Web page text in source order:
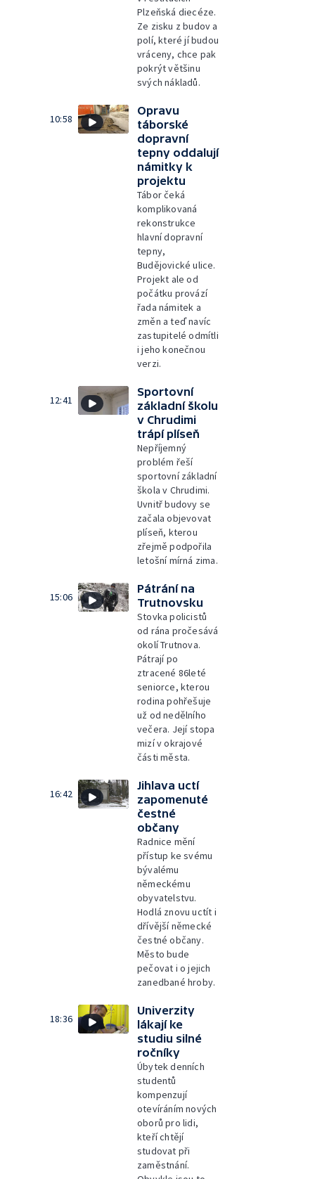
Plzeňská diecéze.
Ze zisku z budov a
polí, které jí budou
vráceny, chce pak
pokrýt většinu
svých nákladů.
10:58
Opravu
táborské
dopravní
tepny oddalují
námitky k
projektu
Tábor čeká
komplikovaná
rekonstrukce
hlavní dopravní
tepny,
Budějovické ulice.
Projekt ale od
počátku provází
řada námitek a
změn a teď navíc
zastupitelé odmítli
i jeho konečnou
verzi.
12:41
Sportovní
základní školu
v Chrudimi
trápí plíseň
Nepříjemný
problém řeší
sportovní základní
škola v Chrudimi.
Uvnitř budovy se
začala objevovat
plíseň, kterou
zřejmě podpořila
letošní mírná zima.
15:06
Pátrání na
Trutnovsku
Stovka policistů
od rána pročesává
okolí Trutnova.
Pátrají po
ztracené 86leté
seniorce, kterou
rodina pohřešuje
už od nedělního
večera. Její stopa
mizí v okrajové
části města.
16:42
Jihlava uctí
zapomenuté
čestné
občany
Radnice mění
přístup ke svému
bývalému
německému
obyvatelstvu.
Hodlá znovu uctít i
dřívější německé
čestné občany.
Město bude
pečovat i o jejich
zanedbané hroby.
18:36
Univerzity
lákají ke
studiu silné
ročníky
Úbytek denních
studentů
kompenzují
otevíráním nových
oborů pro lidi,
kteří chtějí
studovat při
zaměstnání.